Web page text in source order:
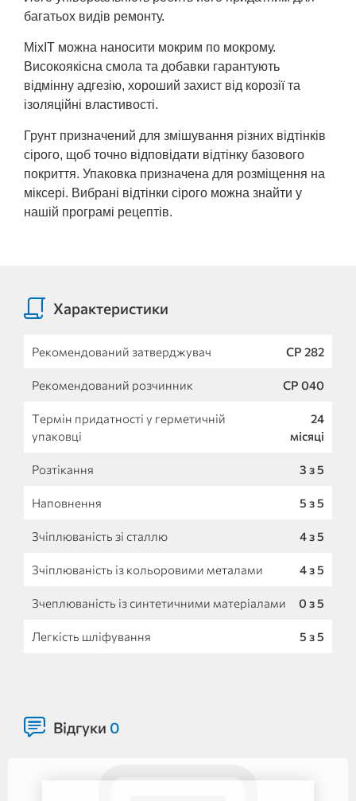
багатьох видів ремонту.
MixIT можна наносити мокрим по мокрому.
Високоякісна смола та добавки гарантують
відмінну адгезію, хороший захист від корозії та
ізоляційні властивості.
Грунт призначений для змішування різних відтінків
сірого, щоб точно відповідати відтінку базового
покриття. Упаковка призначена для розміщення на
міксері. Вибрані відтінки сірого можна знайти у
нашій програмі рецептів.
Характеристики
Рекомендований затверджувач CP 282
Рекомендований розчинник CP 040
Термін придатності у герметичній
упаковці
24
місяці
Розтікання 3 з 5
Наповнення 5 з 5
Зчіплюваність зі сталлю 4 з 5
Зчіплюваність із кольоровими металами 4 з 5
Зчеплюваність із синтетичними матеріалами 0 з 5
Легкість шліфування 5 з 5
Відгуки 0